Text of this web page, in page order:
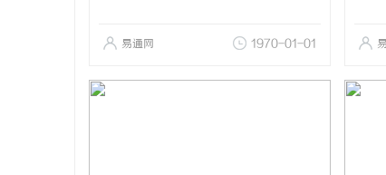
易通网 1970-01-01